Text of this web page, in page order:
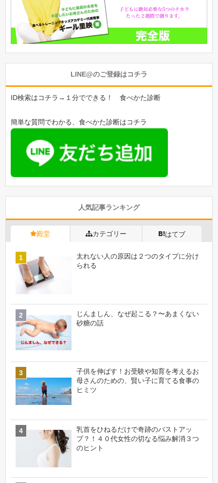
LINE@のご登録はコチラ
ID検索はコチラ→１分でできる！ 食べかた診断
簡単な質問でわかる、食べかた診断はコチラ
人気記事ランキング
殿堂 カテゴリー はてブ
太れない人の原因は２つのタイプに分け
られる
じんましん、なぜ起こる？〜あまくない
砂糖の話
子供を伸ばす！お受験や知育を考えるお
母さんのための、賢い子に育てる食事の
ヒミツ
乳首をひねるだけで奇跡のバストアッ
プ？！４０代女性の切なる悩み解消３つ
のヒント